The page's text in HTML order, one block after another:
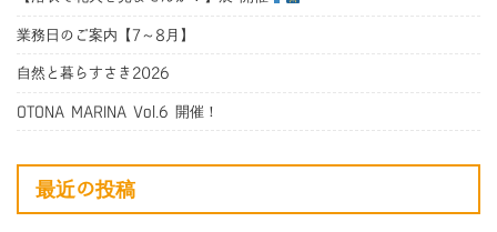
業務日のご案内【7～8月】
自然と暮らすさき2026
OTONA MARINA Vol.6 開催！
最近の投稿